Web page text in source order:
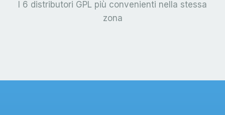
I 6 distributori GPL più convenienti nella stessa
zona